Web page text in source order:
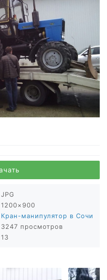
JPG
1200×900
Кран-манипулятор в Сочи
3247 просмотров
13